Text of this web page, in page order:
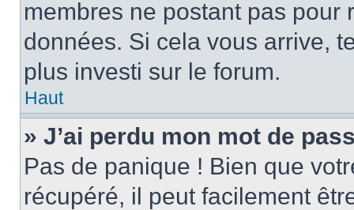
membres ne postant pas
données. Si cela vous arrive,
plus investi sur le forum.
Haut
» J’ai perdu mon mot de
Pas de panique ! Bien que
récupéré, il peut facilement